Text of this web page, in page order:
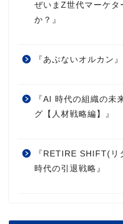
ぜいまZ世代マーケ
か？』
『あぶないオルカン』
『AI 時代の組織の未
グ【人材戦略編】』
『RETIRE SHIFT(
時代の引退戦略』